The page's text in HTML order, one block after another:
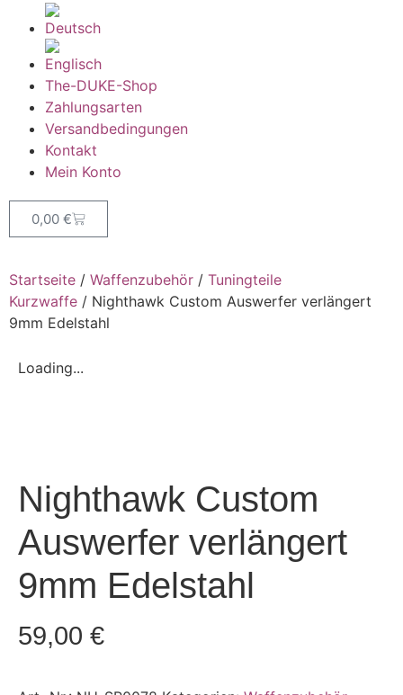
The-DUKE-Shop
Zahlungsarten
Versandbedingungen
Kontakt
Mein Konto
0,00 €
Startseite / Waffenzubehör / Tuningteile
Kurzwaffe / Nighthawk Custom Auswerfer verlängert
9mm Edelstahl
Loading...
Nighthawk Custom
Auswerfer verlängert
9mm Edelstahl
59,00 €